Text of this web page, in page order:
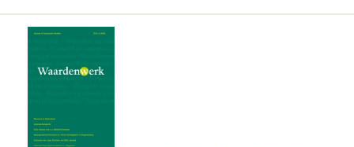
Petra Schaftenaar
Gert Schout
Tracy Sidesinger